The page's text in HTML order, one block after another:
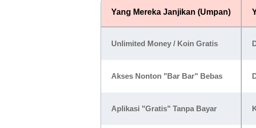
Yang Mereka Janjikan (Umpan)
Unlimited Money / Koin Gratis
Akses Nonton "Bar Bar" Bebas
Aplikasi "Gratis" Tanpa Bayar